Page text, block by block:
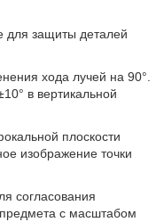
для защиты деталей
хода лучей на 90°.
в вертикальной
плоскости
изображение точки
согласования
с масштабом